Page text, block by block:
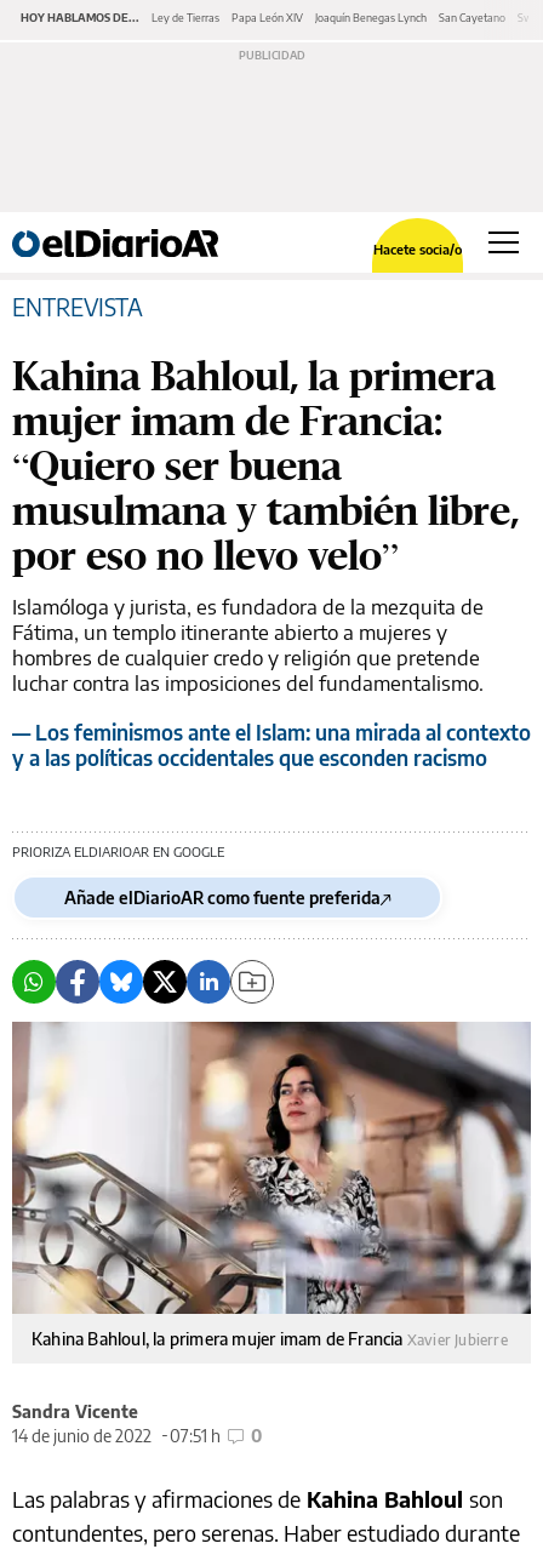
HOY HABLAMOS DE... Ley de Tierras Papa León XIV Joaquín Benegas Lynch San Cayetano
Hacete socia/o
ENTREVISTA
Kahina Bahloul, la primera
mujer imam de Francia:
“Quiero ser buena
musulmana y también libre,
por eso no llevo velo”
Islamóloga y jurista, es fundadora de la mezquita de
Fátima, un templo itinerante abierto a mujeres y
hombres de cualquier credo y religión que pretende
luchar contra las imposiciones del fundamentalismo.
— Los feminismos ante el Islam: una mirada al contexto
y a las políticas occidentales que esconden racismo
PRIORIZA ELDIARIOAR EN GOOGLE
Añade elDiarioAR como fuente preferida
Kahina Bahloul, la primera mujer imam de Francia Xavier Jubierre
Sandra Vicente
14 de junio de 2022
07:51 h 0
Las palabras y afirmaciones de Kahina Bahloul son
contundentes, pero serenas. Haber estudiado durante